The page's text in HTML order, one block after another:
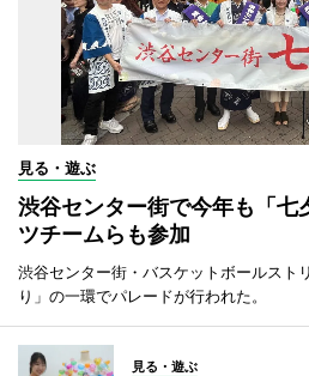
見る・遊ぶ
渋谷センター街で今年も「
ツチームらも参加
渋谷センター街・バスケットボールスト
り」の一環でパレードが行われた。
見る・遊ぶ